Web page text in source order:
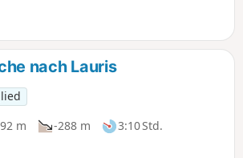
nach Lauris
m -288 m
3:10 Std.